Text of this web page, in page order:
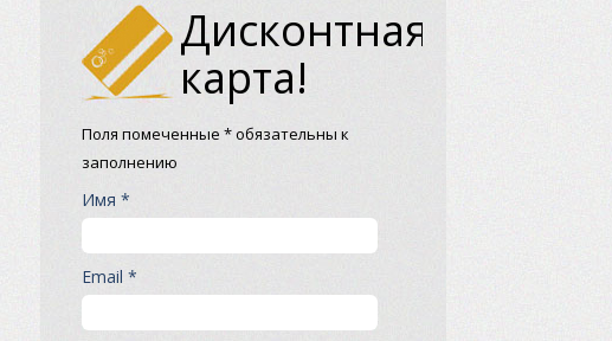
Дисконтная
карта!
Поля помеченные * обязательны к
заполнению
Имя *
Email *